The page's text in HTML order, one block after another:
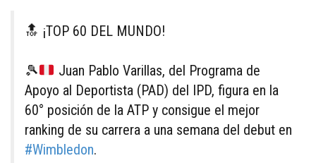
🔝 ¡TOP 60 DEL MUNDO!
🎾
Juan Pablo Varillas, del Programa de
Apoyo al Deportista (PAD) del IPD, figura en la
60° posición de la ATP y consigue el mejor
ranking de su carrera a una semana del debut en
#Wimbledon.